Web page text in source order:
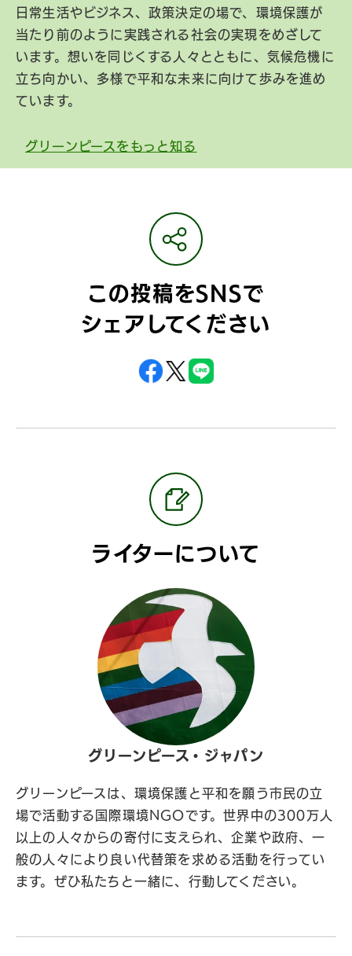
日常生活やビジネス、政策決定の場で、環境保護が
当たり前のように実践される社会の実現をめざして
います。想いを同じくする人々とともに、気候危機に
立ち向かい、多様で平和な未来に向けて歩みを進め
ています。
グリーンピースをもっと知る
この投稿をSNSで
シェアしてください
ライターについて
グリーンピース・ジャパン
グリーンピースは、環境保護と平和を願う市民の立
場で活動する国際環境NGOです。世界中の300万人
以上の人々からの寄付に支えられ、企業や政府、一
般の人々により良い代替策を求める活動を行ってい
ます。ぜひ私たちと一緒に、行動してください。